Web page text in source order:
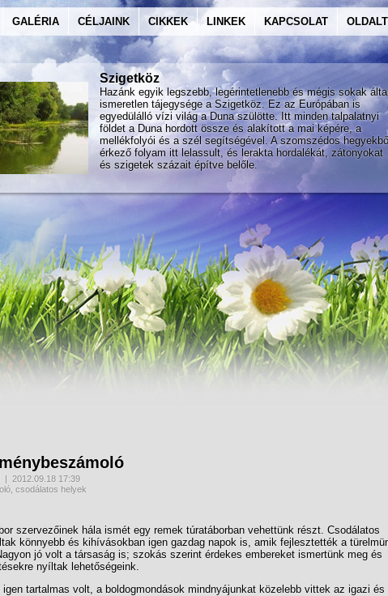
GALÉRIA CÉLJAINK CIKKEK LINKEK KAPCSOLAT
Szigetköz
Hazánk egyik legszebb, legérintetlenebb és mégis sokak
ismeretlen tájegysége a Szigetköz. Ez az Európában is
egyedülálló vízi világ a Duna szülötte. Itt minden talpalatnyi
földet a Duna hordott össze és alakított a mai képére, a
mellékfolyói és a szél segítségével. A szomszédos
érkező folyam itt lelassult, és lerakta hordalékát, zátonyokat
és szigetek százait építve belőle.
| 2012.09.18 17:39
csodálatos helyek
szervezőinek hála ismét egy remek túratáborban vehettünk részt. Csodálatos
könnyebb és kihívásokban igen gazdag napok is, amik fejlesztették a
jó volt a társaság is; szokás szerint érdekes embereket ismertünk meg és
nyíltak lehetőségeink.
tartalmas volt, a boldogmondások mindnyájunkat közelebb vittek az igazi és